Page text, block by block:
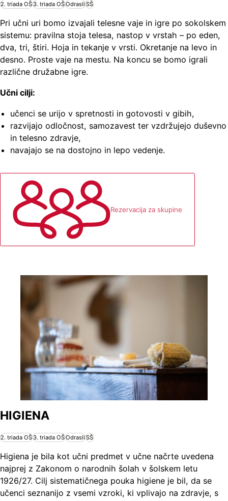
2. triada OŠ3. triada OŠOdrasliSŠ
Pri učni uri bomo izvajali telesne vaje in igre po sokolskem
sistemu: pravilna stoja telesa, nastop v vrstah – po eden,
dva, tri, štiri. Hoja in tekanje v vrsti. Okretanje na levo in
desno. Proste vaje na mestu. Na koncu se bomo igrali
različne družabne igre.
Učni cilji:
učenci se urijo v spretnosti in gotovosti v gibih,
razvijajo odločnost, samozavest ter vzdržujejo duševno
in telesno zdravje,
navajajo se na dostojno in lepo vedenje.
Rezervacija za skupine
HIGIENA
2. triada OŠ3. triada OŠOdrasliSŠ
Higiena je bila kot učni predmet v učne načrte uvedena
najprej z Zakonom o narodnih šolah v šolskem letu
1926/27. Cilj sistematičnega pouka higiene je bil, da se
učenci seznanijo z vsemi vzroki, ki vplivajo na zdravje, s